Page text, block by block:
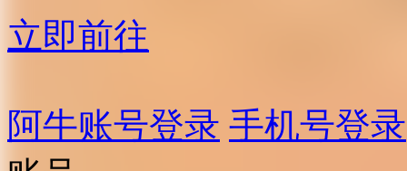
立即前往
阿牛账号登录 手机号登录